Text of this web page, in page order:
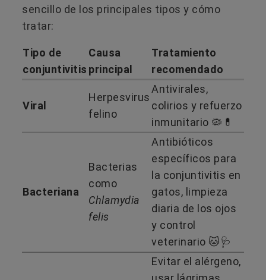
sencillo de los principales tipos y cómo
tratar:
Tipo de
conjuntivitis
Causa
principal
Tratamiento
recomendado
Viral
Herpesvirus
felino
Antivirales,
colirios y refuerzo
inmunitario 🦠💊
Bacteriana
Bacterias
como
Chlamydia
felis
Antibióticos
específicos para
la conjuntivitis en
gatos, limpieza
diaria de los ojos
y control
veterinario 🐱🩺
Evitar el alérgeno,